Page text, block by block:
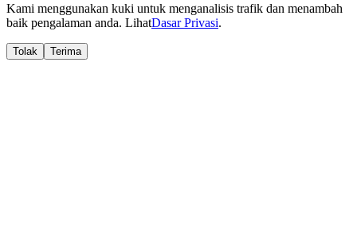
Kami menggunakan kuki untuk menganalisis trafik dan menambah
baik pengalaman anda. LihatDasar Privasi.
Tolak Terima